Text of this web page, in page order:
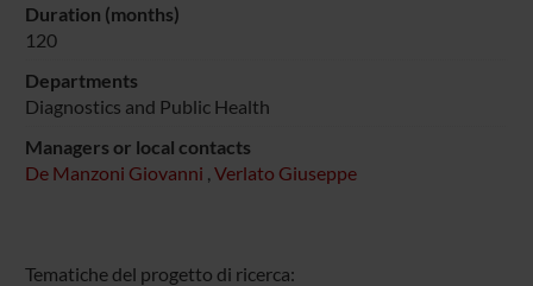
Duration (months)
120
Departments
Diagnostics and Public Health
Managers or local contacts
De Manzoni Giovanni , Verlato Giuseppe
Tematiche del progetto di ricerca: